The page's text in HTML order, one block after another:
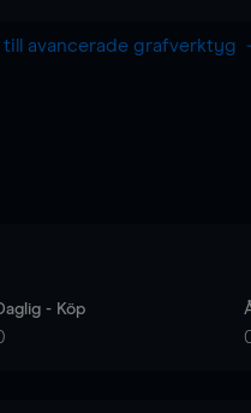
avancerade grafverktyg
- Köp